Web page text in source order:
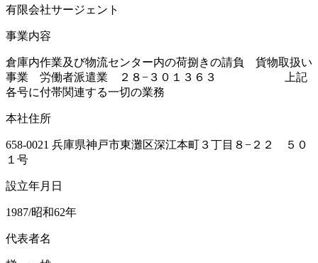
有限会社サージェント
事業内容
倉庫内作業及び物流センター内の荷捌きの請負 貨物取扱い
事業 労働者派遣業 ２８−３０１３６３ 上記
各号に付帯関連する一切の業務
本社住所
658-0021 兵庫県神戸市東灘区深江本町３丁目８−２２ ５０
１号
設立年月日
1987/昭和62年
代表者名